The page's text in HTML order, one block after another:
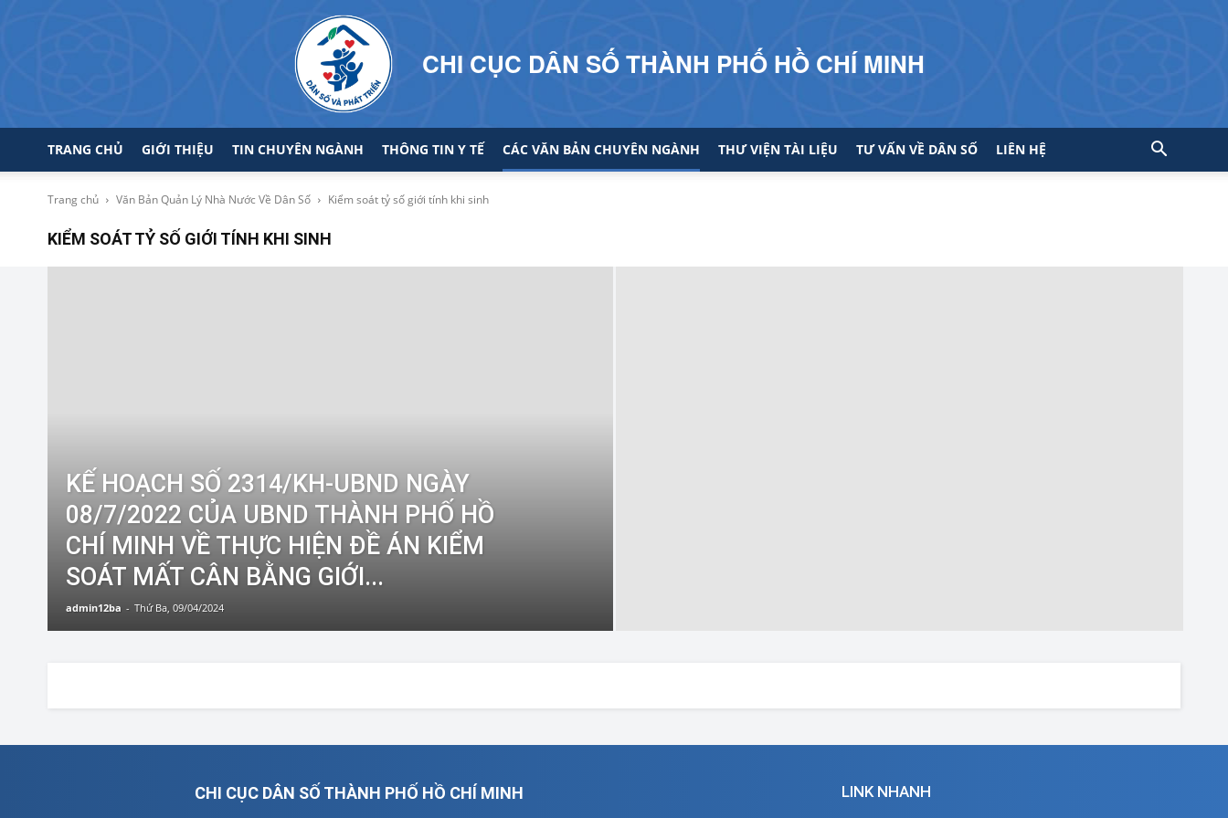
CHI CỤC DÂN SỐ THÀNH PHỐ HỒ CHÍ MINH
TRANG CHỦ GIỚI THIỆU TIN CHUYÊN NGÀNH THÔNG TIN Y TẾ CÁC VĂN BẢN CHUYÊN NGÀNH THƯ VIỆN TÀI LIỆU TƯ VẤN VỀ DÂN SỐ LIÊN HỆ
Trang chủ Văn Bản Quản Lý Nhà Nước Về Dân Số Kiểm soát tỷ số giới tính khi sinh
KIỂM SOÁT TỶ SỐ GIỚI TÍNH KHI SINH
KẾ HOẠCH SỐ 2314/KH-UBND NGÀY
08/7/2022 CỦA UBND THÀNH PHỐ HỒ
CHÍ MINH VỀ THỰC HIỆN ĐỀ ÁN KIỂM
SOÁT MẤT CÂN BẰNG GIỚI...
admin12ba - Thứ Ba, 09/04/2024
CHI CỤC DÂN SỐ THÀNH PHỐ HỒ CHÍ MINH LINK NHANH